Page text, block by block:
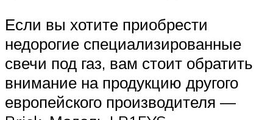
Если вы хотите приобрести
недорогие специализированные
свечи под газ, вам стоит обратить
внимание на продукцию другого
европейского производителя —